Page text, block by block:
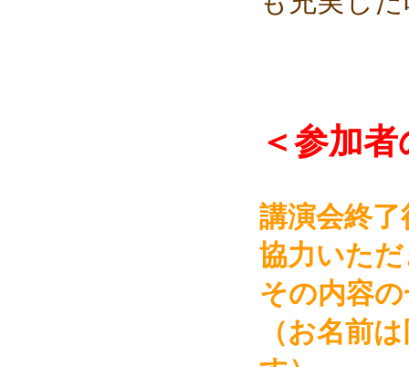
＜参加
講演会終
協力いた
その内容
（お名前